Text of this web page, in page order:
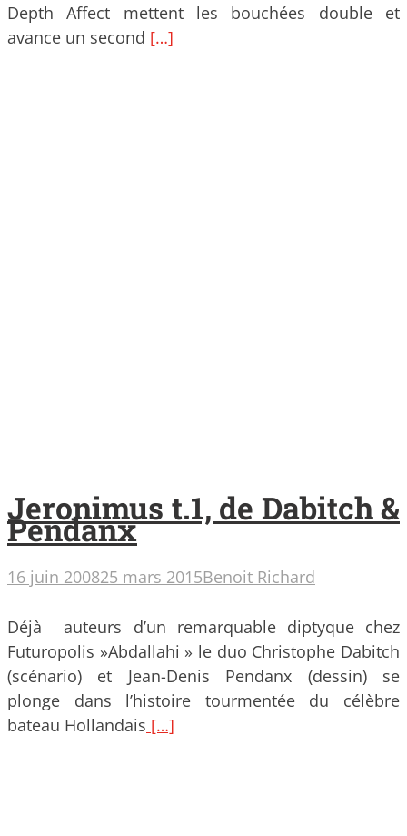
Depth Affect mettent les bouchées double et
avance un second […]
Jeronimus t.1, de Dabitch &
Pendanx
16 juin 200825 mars 2015Benoit Richard
Déjà auteurs d’un remarquable diptyque chez
Futuropolis »Abdallahi » le duo Christophe Dabitch
(scénario) et Jean-Denis Pendanx (dessin) se
plonge dans l’histoire tourmentée du célèbre
bateau Hollandais […]